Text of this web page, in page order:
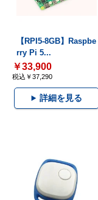
【RPI5-8GB】Raspbe
rry Pi 5...
￥33,900
税込￥37,290
詳細を見る